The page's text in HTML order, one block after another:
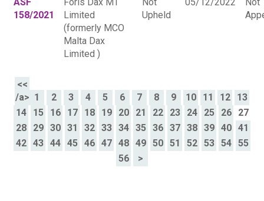
158/2021
Limited
(formerly MCO
Malta Dax
Limited )
Upheld
<<
/a> 1 2 3 4 5 6 7 8 9 10 11 12
13
14
15 16 17 18 19 20 21 22 23 24 25 26
27
28
29 30 31 32 33 34 35 36 37 38 39 40
41
42
43 44 45 46 47 48 49 50 51 52 53 54
55
56
>